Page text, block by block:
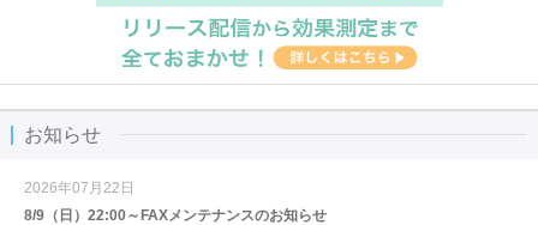
お知らせ
2026年07月22日
8/9（日）22:00～FAXメンテナンスのお知らせ